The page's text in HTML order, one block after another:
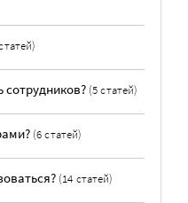
сотрудников? (5 статей)
(6 статей)
(14 статей)